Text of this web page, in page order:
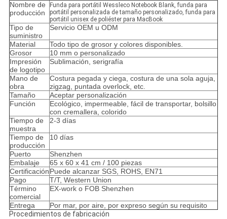
Nombre de
producción
Funda para portátil Wessleco Notebook Blank, funda para
portátil personalizada de tamaño personalizado, funda para
portátil unisex de poliéster para MacBook
Tipo de
suministro
Servicio OEM u ODM
Material
Todo tipo de grosor y colores disponibles.
Grosor
10 mm o personalizado
Impresión
de logotipo
Sublimación, serigrafía
Mano de
obra
Costura pegada y ciega, costura de una sola aguja,
zigzag, puntada overlock, etc.
Tamaño
Aceptar personalización
Función
Ecológico, impermeable, fácil de transportar, bolsillo
con cremallera, colorido
Tiempo de
muestra
2-3 días
Tiempo de
producción
10 días
Puerto
Shenzhen
Embalaje
65 x 60 x 41 cm / 100 piezas
CertificaciónPuede alcanzar SGS, ROHS, EN71
Pago
T/T, Western Union
Término
comercial
EX-work o FOB Shenzhen
Entrega
Por mar, por aire, por expreso según su requisito
Procedimientos de fabricación